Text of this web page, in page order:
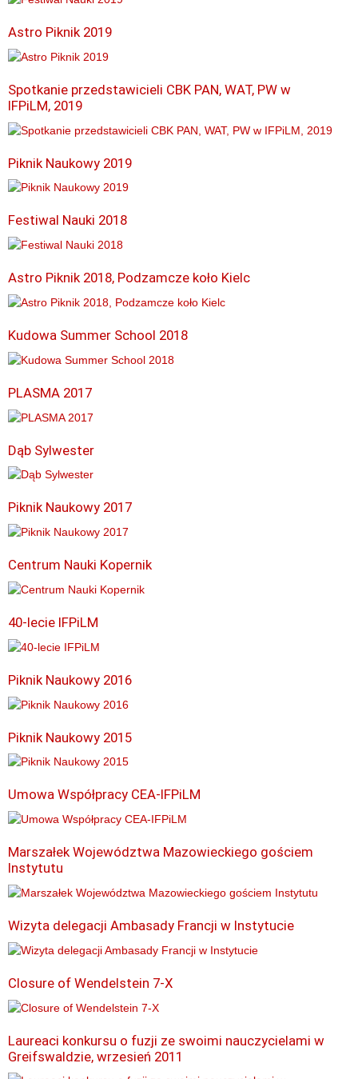
Astro Piknik 2019
Spotkanie przedstawicieli CBK PAN, WAT, PW w
IFPiLM, 2019
Piknik Naukowy 2019
Festiwal Nauki 2018
Astro Piknik 2018, Podzamcze koło Kielc
Kudowa Summer School 2018
PLASMA 2017
Dąb Sylwester
Piknik Naukowy 2017
Centrum Nauki Kopernik
40-lecie IFPiLM
Piknik Naukowy 2016
Piknik Naukowy 2015
Umowa Współpracy CEA-IFPiLM
Marszałek Województwa Mazowieckiego gościem
Instytutu
Wizyta delegacji Ambasady Francji w Instytucie
Closure of Wendelstein 7-X
Laureaci konkursu o fuzji ze swoimi nauczycielami w
Greifswaldzie, wrzesień 2011